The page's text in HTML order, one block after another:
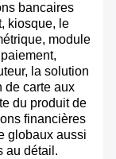
bancaires
kiosque, le
module
la solution
de carte aux
du produit de
financières
globaux aussi
au détail.